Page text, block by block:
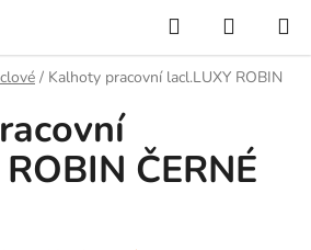
Hledat
KOŠÍK
/ Kalhoty pracovní lacl.LUXY ROBIN
ČERNÉ